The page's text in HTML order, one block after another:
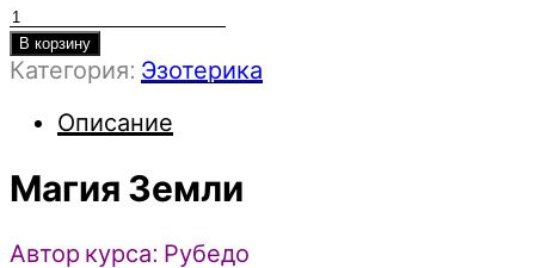
Количество
товара
Магия
2022
Рубедо
В корзину
Категория: Эзотерика
Описание
Магия Земли
Автор курса: Рубедо